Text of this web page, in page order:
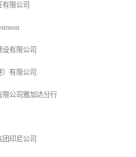
限公司
有限公司
有限公司
限公司雅加达分行
印尼公司